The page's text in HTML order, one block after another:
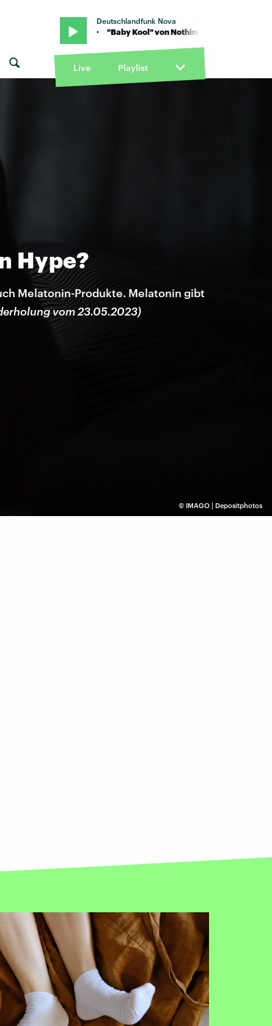
Deutschlandfunk Nova
But Thieves · "Baby Kool" von Nothing But Thieves · "Baby Kool"
Live Playlist
© IMAGO | Depositphotos
Hype?
Melatonin-Produkte. Melatonin gibt
vom 23.05.2023)